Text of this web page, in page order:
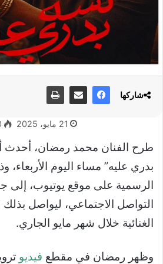
21 مايو، 2025
طرح الفنان محمد رمضان، أحدث
بدري عليه” مساء اليوم الأربعاء،
الرسمية على موقع يوتيوب،
التواصل الاجتماعي، ليواصل
الغنائية خلال شهر مايو الجاري.
وظهر رمضان في مقطع فيديو
شاركها